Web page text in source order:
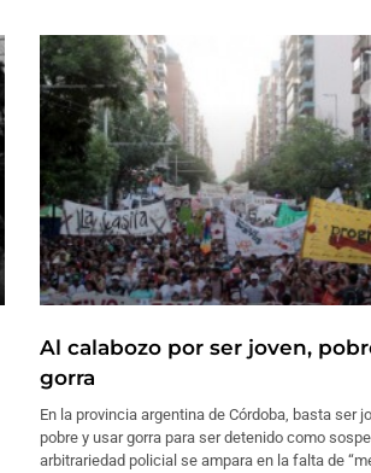
Al calabozo por ser joven,
gorra
En la provincia argentina de Córdoba, basta ser
pobre y usar gorra para ser detenido como
arbitrariedad policial se ampara en la falta de